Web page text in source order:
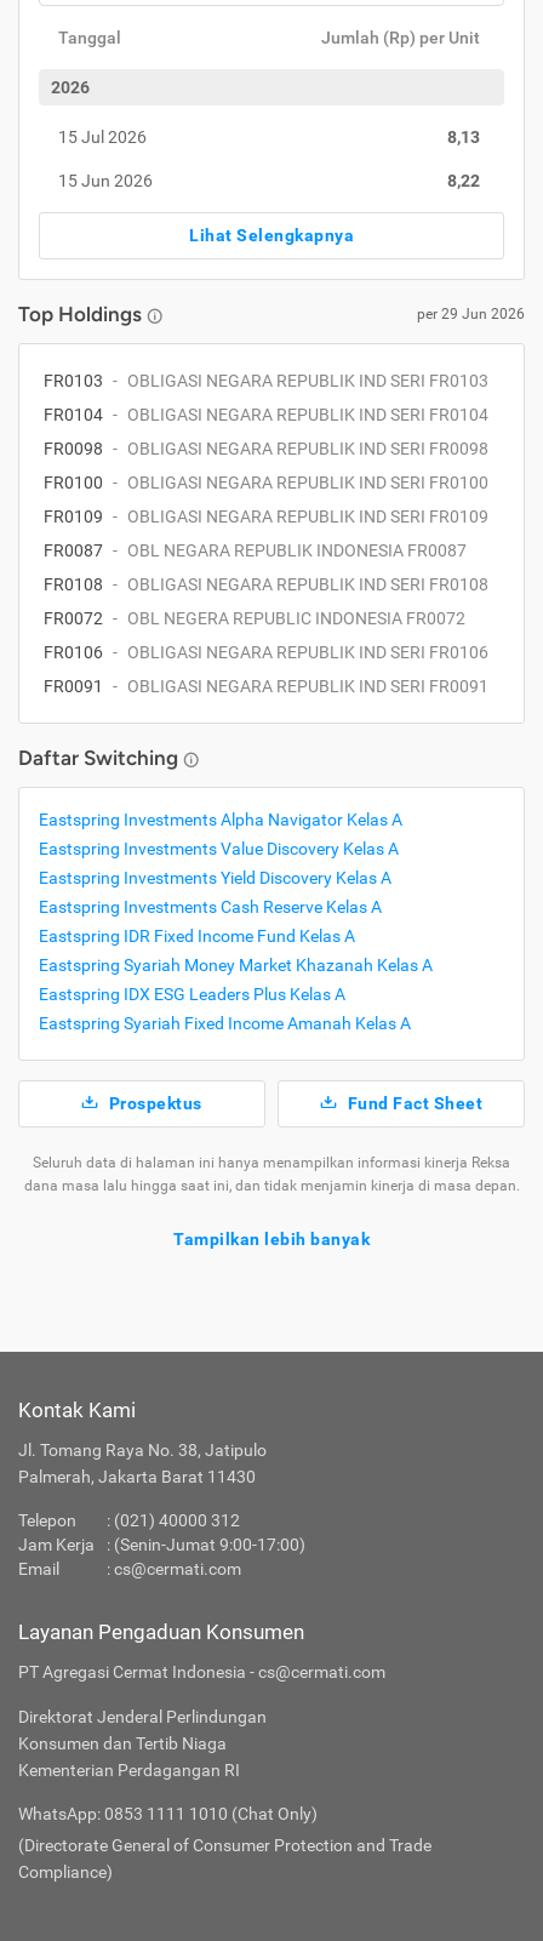
Tanggal Jumlah (Rp) per Unit
2026
15 Jul 2026 8,13
15 Jun 2026 8,22
Lihat Selengkapnya
Top Holdings per 29 Jun 2026
FR0103 - OBLIGASI NEGARA REPUBLIK IND SERI FR0103
FR0104 - OBLIGASI NEGARA REPUBLIK IND SERI FR0104
FR0098 - OBLIGASI NEGARA REPUBLIK IND SERI FR0098
FR0100 - OBLIGASI NEGARA REPUBLIK IND SERI FR0100
FR0109 - OBLIGASI NEGARA REPUBLIK IND SERI FR0109
FR0087 - OBL NEGARA REPUBLIK INDONESIA FR0087
FR0108 - OBLIGASI NEGARA REPUBLIK IND SERI FR0108
FR0072 - OBL NEGERA REPUBLIC INDONESIA FR0072
FR0106 - OBLIGASI NEGARA REPUBLIK IND SERI FR0106
FR0091
- OBLIGASI NEGARA REPUBLIK IND SERI FR0091
Daftar Switching
Eastspring Investments Alpha Navigator Kelas A
Eastspring Investments Value Discovery Kelas A
Eastspring Investments Yield Discovery Kelas A
Eastspring Investments Cash Reserve Kelas A
Eastspring IDR Fixed Income Fund Kelas A
Eastspring Syariah Money Market Khazanah Kelas A
Eastspring IDX ESG Leaders Plus Kelas A
Eastspring Syariah Fixed Income Amanah Kelas A
Prospektus Fund Fact Sheet
Seluruh data di halaman ini hanya menampilkan informasi kinerja Reksa
dana masa lalu hingga saat ini, dan tidak menjamin kinerja di masa depan.
Tampilkan lebih banyak
High Grade Kelas A
Jenis
Apakah Layanan Reksa Dana di Cermati Aman?
Produk Investasi Lainnya
Kontak Kami
Jl. Tomang Raya No. 38, Jatipulo
Palmerah, Jakarta Barat 11430
Telepon : (021) 40000 312
Jam Kerja
: (Senin-Jumat 9:00-17:00)
Email
:cs@cermati.com
Layanan Pengaduan Konsumen
PT Agregasi Cermat Indonesia - cs@cermati.com
Direktorat Jenderal Perlindungan
Konsumen dan Tertib Niaga
Kementerian Perdagangan RI
WhatsApp: 0853 1111 1010 (Chat Only)
(Directorate General of Consumer Protection and Trade
Compliance)